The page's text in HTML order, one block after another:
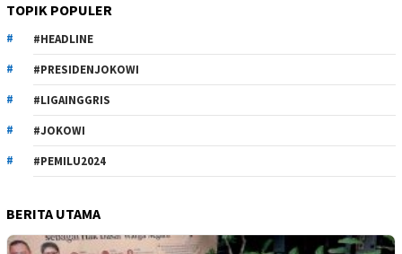
TOPIK POPULER
#HEADLINE
#PRESIDENJOKOWI
#LIGAINGGRIS
#JOKOWI
#PEMILU2024
BERITA UTAMA